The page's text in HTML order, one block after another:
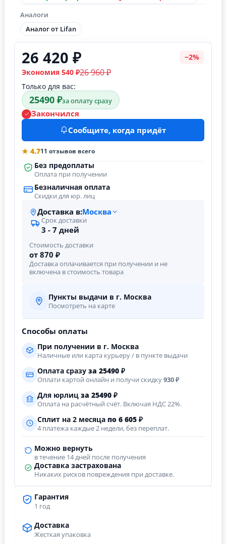
Аналоги
Аналог от Lifan
Гарантия
1 год
Доставка
Жесткая упаковка
26 420 ₽ −2%
26 960 ₽
Экономия 540 ₽
Только для вас:
25490 ₽за оплату сразу
Закончился
Сообщите, когда придёт
★ 4.711 отзывов всего
Без предоплаты
Оплата при получении
Безналичная оплата
Скидки для юр. лиц
Доставка в:Москва
Срок доставки
3 - 7 дней
Стоимость доставки
от 870 ₽
Доставка оплачивается при получении и не
включена в стоимость товара
Пункты выдачи в г. Москва
Посмотреть на карте
Способы оплаты
При получении в г. Москва
Наличные или карта курьеру / в пункте выдачи
Оплата сразу за 25490 ₽
Оплати картой онлайн и получи скидку930 ₽
Для юрлиц за 25490 ₽
Оплата на расчётный счёт. Включая НДС 22%.
Сплит на 2 месяца по 6 605 ₽
4 платежа каждые 2 недели, без переплат.
Можно вернуть
в течение 14 дней после получения
Доставка застрахована
Никаких рисков повреждения при доставке.